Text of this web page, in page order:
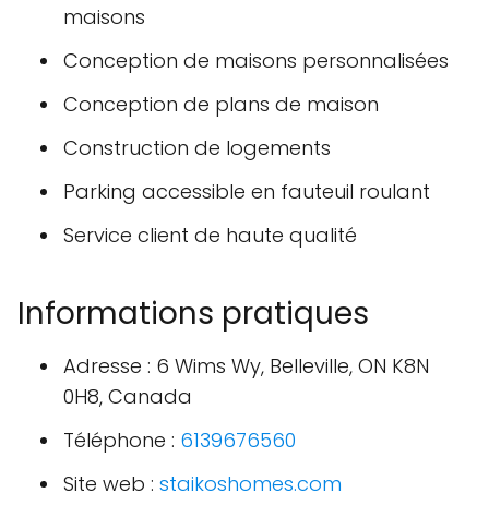
maisons
Conception de maisons personnalisées
Conception de plans de maison
Construction de logements
Parking accessible en fauteuil roulant
Service client de haute qualité
Informations pratiques
Adresse : 6 Wims Wy, Belleville, ON K8N
0H8, Canada
Téléphone : 6139676560
Site web : staikoshomes.com